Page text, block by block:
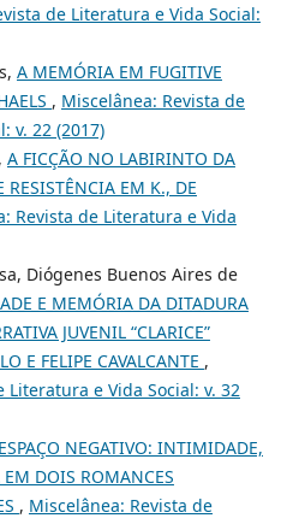
de Literatura e Vida Social:
A MEMÓRIA EM FUGITIVE
, Miscelânea: Revista de
v. 22 (2017)
A FICÇÃO NO LABIRINTO DA
EM K., DE
Revista de Literatura e Vida
Diógenes Buenos Aires de
E MEMÓRIA DA DITADURA
JUVENIL “CLARICE”
E FELIPE CAVALCANTE ,
Literatura e Vida Social: v. 32
ESPAÇO NEGATIVO: INTIMIDADE,
DOIS ROMANCES
, Miscelânea: Revista de